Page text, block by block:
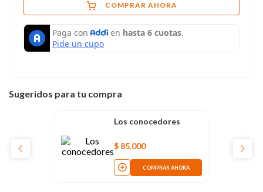
COMPRAR AHORA
Sugeridos para tu compra
Los conocedores
$ 85.000
COMPRAR AHORA